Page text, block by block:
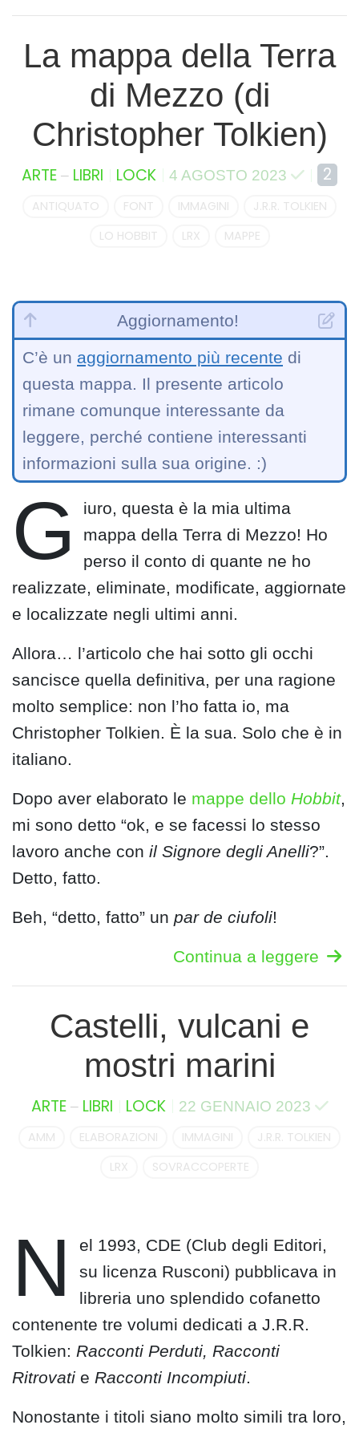
La mappa della Terra
di Mezzo (di
Christopher Tolkien)
ARTE– LIBRI LOCK 4 AGOSTO 2023 2
ANTIQUATO FONT IMMAGINI
J.R.R. TOLKIEN
LO HOBBIT
LRX MAPPE
Aggiornamento!
C’è un aggiornamento più recente di
questa mappa. Il presente articolo
rimane comunque interessante da
leggere, perché contiene interessanti
informazioni sulla sua origine. :)
G
iuro, questa è la mia ultima
mappa della Terra di Mezzo! Ho
perso il conto di quante ne ho
realizzate, eliminate, modificate, aggiornate
e localizzate negli ultimi anni.
Allora… l’articolo che hai sotto gli occhi
sancisce quella definitiva, per una ragione
molto semplice: non l’ho fatta io, ma
Christopher Tolkien. È la sua. Solo che è in
italiano.
Dopo aver elaborato le mappe dello Hobbit,
mi sono detto “ok, e se facessi lo stesso
lavoro anche con il Signore degli Anelli?”.
Detto, fatto.
Beh, “detto, fatto” un par de ciufoli!
Continua a leggere
Castelli, vulcani e
mostri marini
ARTE– LIBRI LOCK 22 GENNAIO 2023
AMM ELABORAZIONI IMMAGINI
J.R.R. TOLKIEN
LRX
SOVRACCOPERTE
N
el 1993, CDE (Club degli Editori,
su licenza Rusconi) pubblicava in
libreria uno splendido cofanetto
contenente tre volumi dedicati a J.R.R.
Tolkien: Racconti Perduti, Racconti
Ritrovati e Racconti Incompiuti.
Nonostante i titoli siano molto simili tra loro,